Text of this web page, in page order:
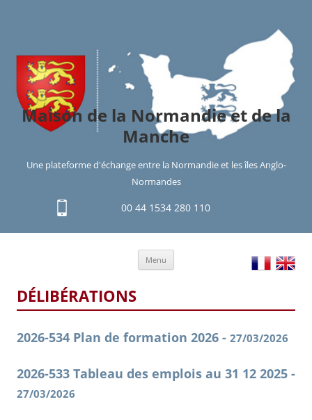
Maison de la Normandie et de la
Manche
Une plateforme d'échange entre la Normandie et les îles Anglo-
Normandes
00 44 1534 280 110
Menu
DÉLIBÉRATIONS
2026-534 Plan de formation 2026 - 27/03/2026
2026-533 Tableau des emplois au 31 12 2025 -
27/03/2026